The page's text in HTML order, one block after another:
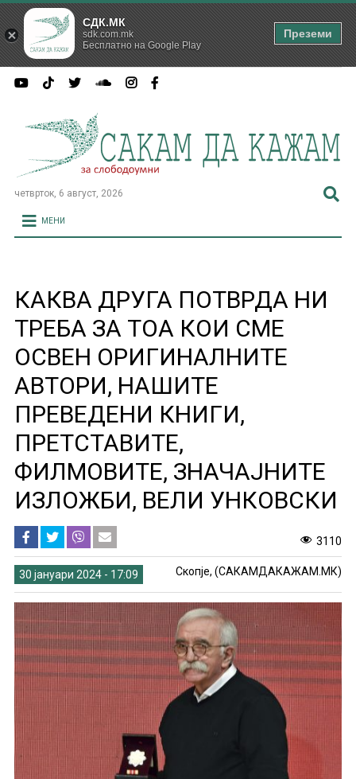
четврток, 6 август, 2026
МЕНИ
КАКВА ДРУГА ПОТВРДА НИ
ТРЕБА ЗА ТОА КОИ СМЕ
ОСВЕН ОРИГИНАЛНИТЕ
АВТОРИ, НАШИТЕ
ПРЕВЕДЕНИ КНИГИ,
ПРЕТСТАВИТЕ,
ФИЛМОВИТЕ, ЗНАЧАЈНИТЕ
ИЗЛОЖБИ, ВЕЛИ УНКОВСКИ
3110
30 јануари 2024 - 17:09 Скопје, (САКАМДАКАЖАМ.МК)
СДК.МК
sdk.com.mk
Бесплатно на Google Play
Преземи